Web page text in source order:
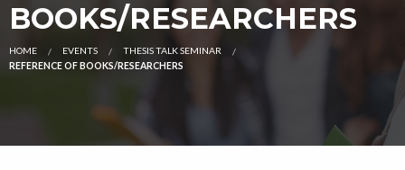
BOOKS/RESEARCHERS
HOME EVENTS
THESIS TALK SEMINAR
REFERENCE OF BOOKS/RESEARCHERS